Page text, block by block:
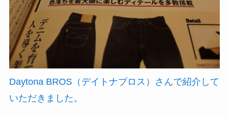
Daytona BROS（デイトナブロス）さんで紹介して
いただきました。